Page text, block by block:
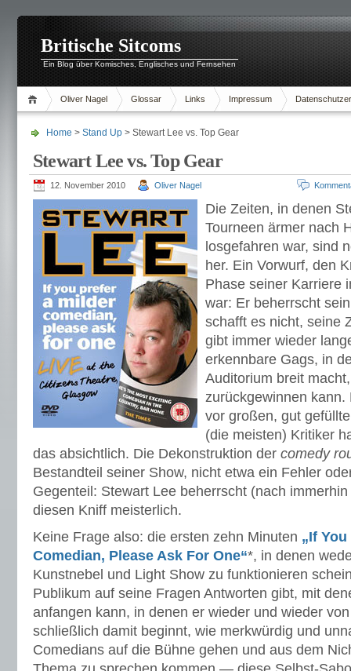
Britische Sitcoms
Ein Blog über Komisches, Englisches und Fernsehen
Oliver Nagel Glossar Links Impressum
Home > Stand Up > Stewart Lee vs. Top Gear
Stewart Lee vs. Top Gear
12. November 2010 Oliver Nagel
Die Zeiten, in denen
Tourneen ärmer nach
losgefahren war, sind
her. Ein Vorwurf, den
Phase seiner Karriere
war: Er beherrscht
schafft es nicht, seine
gibt immer wieder
erkennbare Gags, in
Auditorium breit
zurückgewinnen
vor großen, gut
(die meisten) Kritiker
das absichtlich. Die Dekonstruktion der comedy
Bestandteil seiner Show, nicht etwa ein Fehler
Gegenteil: Stewart Lee beherrscht (nach
diesen Kniff meisterlich.
Keine Frage also: die ersten zehn Minuten „If
Comedian, Please Ask For One“*, in denen
Kunstnebel und Light Show zu funktionieren
Publikum auf seine Fragen Antworten gibt, mit
anfangen kann, in denen er wieder und wieder
schließlich damit beginnt, wie merkwürdig und
Comedians auf die Bühne gehen und aus dem